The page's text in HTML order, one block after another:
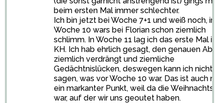
beim ersten Mal immer schlechter.
Ich bin jetzt bei Woche 7+1 und weiß noch, in
Woche 10 wars bei Florian schon ziemlich
schlimm. In Woche 11 lag ich das erste Mal im
KH. Ich hab ehrlich gesagt, den genauen
ziemlich verdrängt und ziemliche
Gedächtnislücken, deswegen kann ich nicht
sagen, was vor Woche 10 war. Das ist auch
ein markanter Punkt, weil da die
war, auf der wir uns geoutet haben.